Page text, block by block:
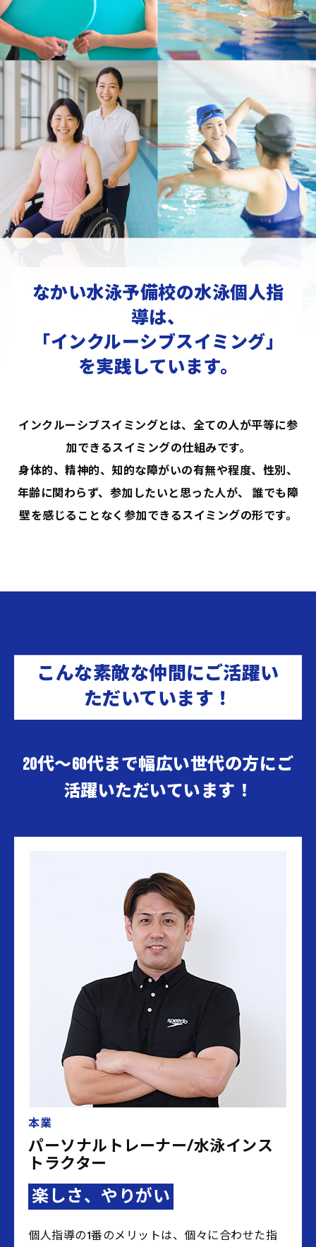
なかい水泳予備校の水泳個人指
導は、
「インクルーシブスイミング」
を実践しています。
インクルーシブスイミングとは、全ての人が平等に参
加できるスイミングの仕組みです。
身体的、精神的、知的な障がいの有無や程度、性別、
年齢に関わらず、参加したいと思った人が、
誰でも障
壁を感じることなく参加できるスイミングの形です。
こんな素敵な仲間にご活躍い
ただいています！
20代～60代まで幅広い世代の方にご
活躍いただいています！
本業
パーソナルトレーナー/水泳インス
トラクター
楽しさ、やりがい
個人指導の1番のメリットは、個々に合わせた指